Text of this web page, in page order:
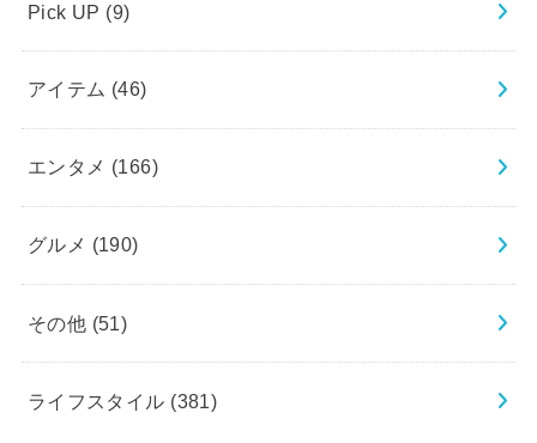
Pick UP (9)
アイテム (46)
エンタメ (166)
グルメ (190)
その他 (51)
ライフスタイル (381)